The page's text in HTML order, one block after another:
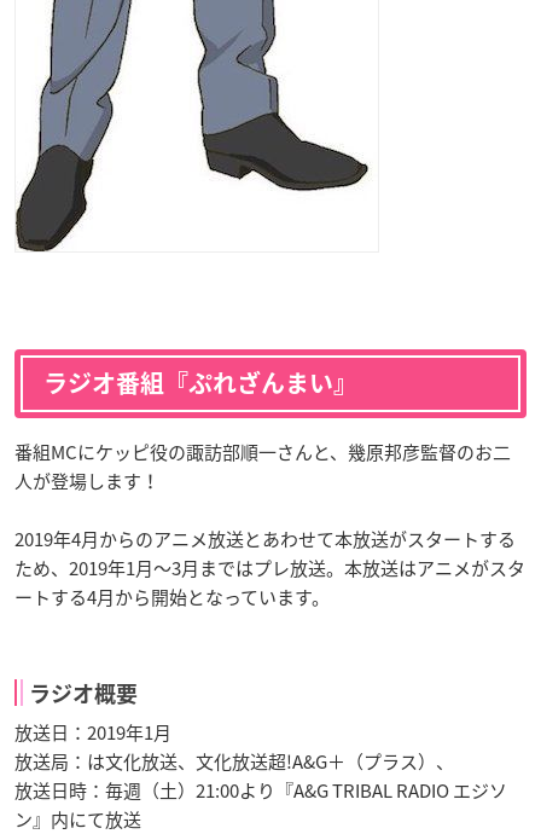
ラジオ番組『ぷれざんまい』
番組MCにケッピ役の諏訪部順一さんと、幾原邦彦監督のお二
人が登場します！
2019年4月からのアニメ放送とあわせて本放送がスタートする
ため、2019年1月〜3月まではプレ放送。本放送はアニメがスタ
ートする4月から開始となっています。
ラジオ概要
放送日：2019年1月
放送局：は文化放送、文化放送超!A&G＋（プラス）、
放送日時：毎週（土）21:00より『A&G TRIBAL RADIO エジソ
ン』内にて放送